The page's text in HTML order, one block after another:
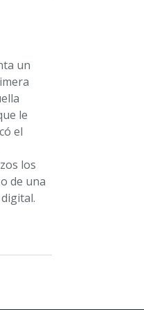
un
le
el
los
de una